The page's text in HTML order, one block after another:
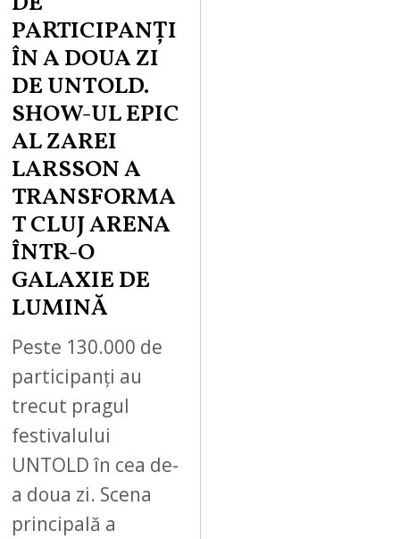
PARTICIPANȚI
ÎN A DOUA ZI
DE UNTOLD.
SHOW-UL EPIC
AL ZAREI
LARSSON A
TRANSFORMA
T CLUJ ARENA
ÎNTR-O
GALAXIE DE
LUMINĂ
Peste 130.000 de
participanți au
trecut pragul
festivalului
UNTOLD în cea de-
a doua zi. Scena
principală a